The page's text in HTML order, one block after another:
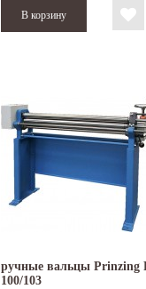
ручные вальцы Prinzing
100/103